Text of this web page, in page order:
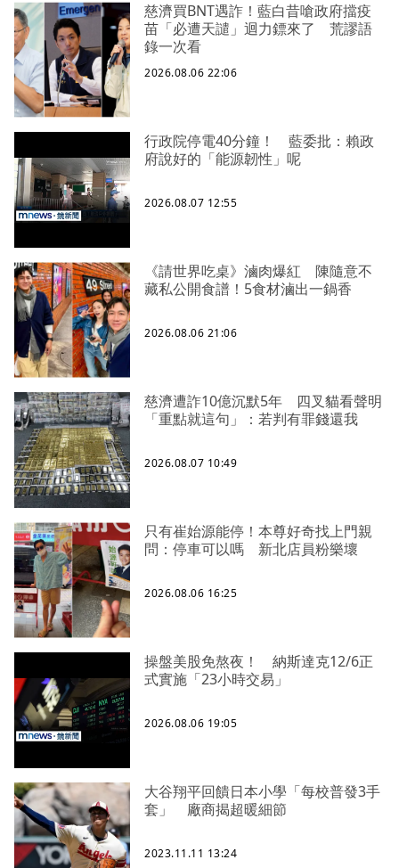
慈濟買BNT遇詐！藍白昔嗆政府擋疫
苗「必遭天譴」迴力鏢來了 荒謬語
錄一次看
2026.08.06 22:06
行政院停電40分鐘！ 藍委批：賴政
府說好的「能源韌性」呢
2026.08.07 12:55
《請世界吃桌》滷肉爆紅 陳隨意不
藏私公開食譜！5食材滷出一鍋香
2026.08.06 21:06
慈濟遭詐10億沉默5年 四叉貓看聲明
「重點就這句」：若判有罪錢還我
2026.08.07 10:49
只有崔始源能停！本尊好奇找上門親
問：停車可以嗎 新北店員粉樂壞
2026.08.06 16:25
操盤美股免熬夜！ 納斯達克12/6正
式實施「23小時交易」
2026.08.06 19:05
大谷翔平回饋日本小學「每校普發3手
套」 廠商揭超暖細節
2023.11.11 13:24